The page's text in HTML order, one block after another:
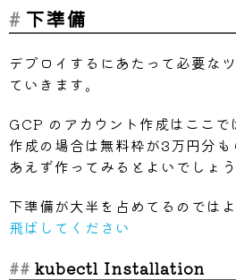
下準備
デプロイするにあたって必要な
ていきます。
GCP のアカウント作成はここで
作成の場合は無料枠が3万円分も
あえず作ってみるとよいでしょう
下準備が大半を占めてるのでは
飛ばしてください
kubectl Installation